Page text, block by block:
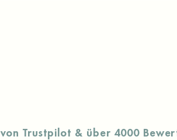
von Trustpilot & über 4000